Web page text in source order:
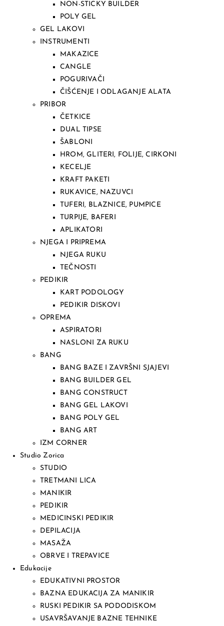
NON-STICKY BUILDER
POLY GEL
GEL LAKOVI
INSTRUMENTI
MAKAZICE
CANGLE
POGURIVAČI
ČIŠĆENJE I ODLAGANJE ALATA
PRIBOR
ČETKICE
DUAL TIPSE
ŠABLONI
HROM, GLITERI, FOLIJE, CIRKONI
KECELJE
KRAFT PAKETI
RUKAVICE, NAZUVCI
TUFERI, BLAZNICE, PUMPICE
TURPIJE, BAFERI
APLIKATORI
NJEGA I PRIPREMA
NJEGA RUKU
TEČNOSTI
PEDIKIR
KART PODOLOGY
PEDIKIR DISKOVI
OPREMA
ASPIRATORI
NASLONI ZA RUKU
BANG
BANG BAZE I ZAVRŠNI SJAJEVI
BANG BUILDER GEL
BANG CONSTRUCT
BANG GEL LAKOVI
BANG POLY GEL
BANG ART
IZM CORNER
Studio Zorica
STUDIO
TRETMANI LICA
MANIKIR
PEDIKIR
MEDICINSKI PEDIKIR
DEPILACIJA
MASAŽA
OBRVE I TREPAVICE
Edukacije
EDUKATIVNI PROSTOR
BAZNA EDUKACIJA ZA MANIKIR
RUSKI PEDIKIR SA PODODISKOM
USAVRŠAVANJE BAZNE TEHNIKE